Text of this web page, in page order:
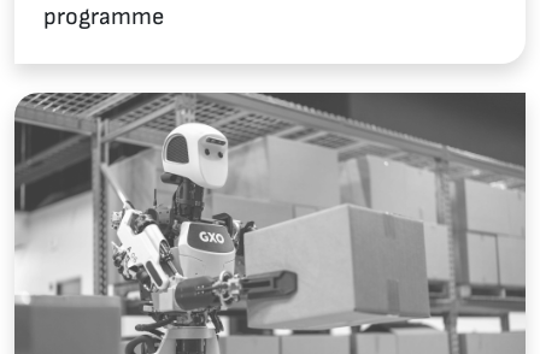
programme